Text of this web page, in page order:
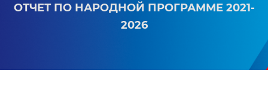
ОТЧЕТ ПО НАРОДНОЙ ПРОГРАММЕ 2021-
2026